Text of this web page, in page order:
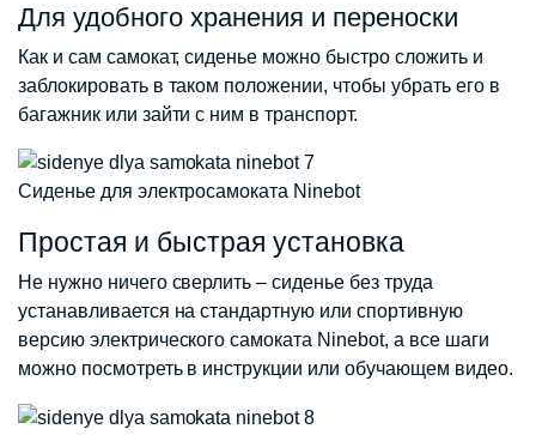
Для удобного хранения и переноски
Как и сам самокат, сиденье можно быстро сложить и
заблокировать в таком положении, чтобы убрать его в
багажник или зайти с ним в транспорт.
Сиденье для электросамоката Ninebot
Простая и быстрая установка
Не нужно ничего сверлить – сиденье без труда
устанавливается на стандартную или спортивную
версию электрического самоката Ninebot, а все шаги
можно посмотреть в инструкции или обучающем видео.